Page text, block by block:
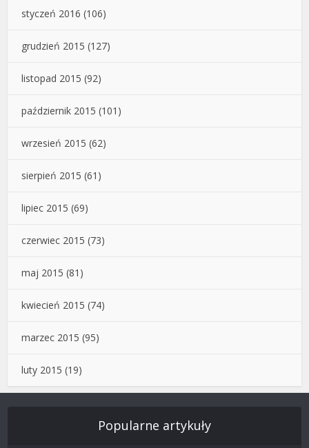
styczeń 2016 (106)
grudzień 2015 (127)
listopad 2015 (92)
październik 2015 (101)
wrzesień 2015 (62)
sierpień 2015 (61)
lipiec 2015 (69)
czerwiec 2015 (73)
maj 2015 (81)
kwiecień 2015 (74)
marzec 2015 (95)
luty 2015 (19)
Popularne artykuły